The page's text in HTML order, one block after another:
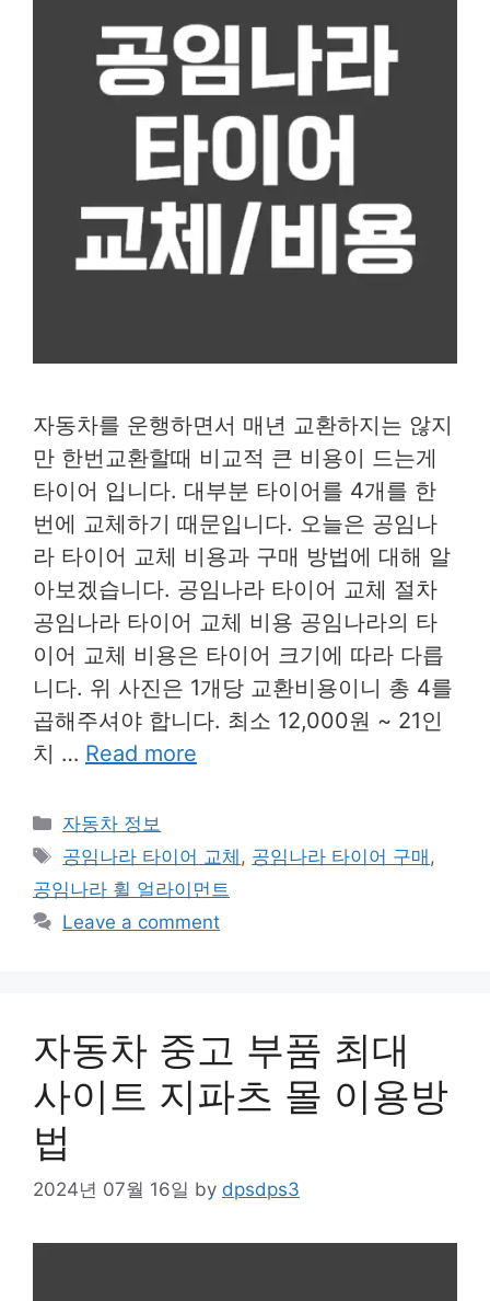
자동차를 운행하면서 매년 교환하지는 않지
만 한번교환할때 비교적 큰 비용이 드는게
타이어 입니다. 대부분 타이어를 4개를 한
번에 교체하기 때문입니다. 오늘은 공임나
라 타이어 교체 비용과 구매 방법에 대해 알
아보겠습니다. 공임나라 타이어 교체 절차
공임나라 타이어 교체 비용 공임나라의 타
이어 교체 비용은 타이어 크기에 따라 다릅
니다. 위 사진은 1개당 교환비용이니 총 4를
곱해주셔야 합니다. 최소 12,000원 ~ 21인
치 … Read more
Categories
자동차 정보
Tags
공임나라 타이어 교체 , 공임나라 타이어 구매 ,
공임나라 휠 얼라이먼트
Leave a comment
자동차 중고 부품 최대
사이트 지파츠 몰 이용방
법
2024년 07월 16일 by dpsdps3